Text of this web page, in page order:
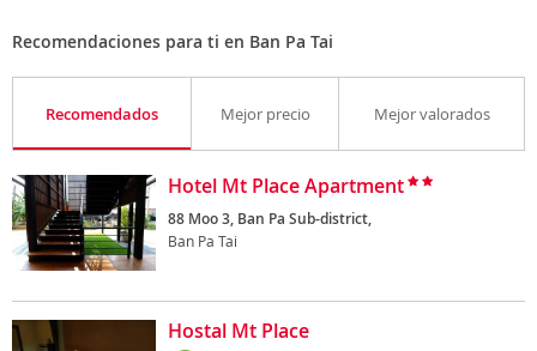
Recomendaciones para ti en Ban Pa Tai
Recomendados Mejor precio Mejor valorados
Hotel Mt Place Apartment
88 Moo 3, Ban Pa Sub-district,
Ban Pa Tai
Hostal Mt Place